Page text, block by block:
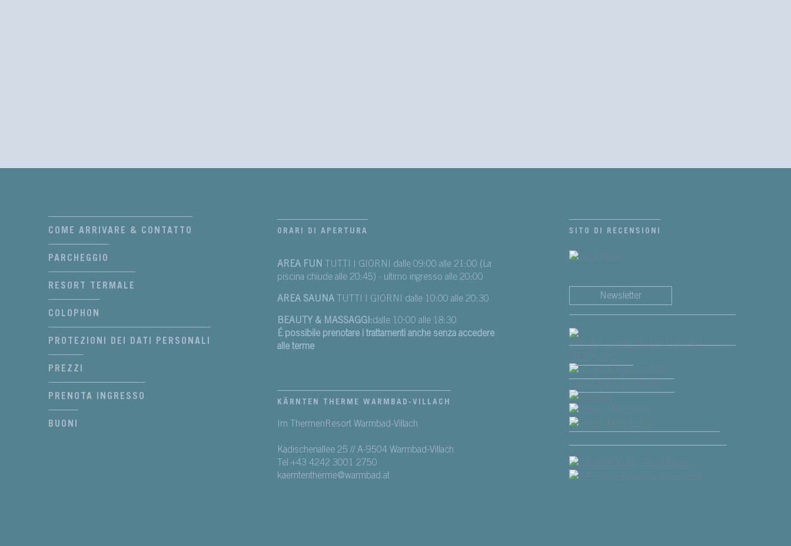
COME ARRIVARE & CONTATTO
PARCHEGGIO
RESORT TERMALE
COLOPHON
PROTEZIONI DEI DATI PERSONALI
PREZZI
PRENOTA INGRESSO
BUONI
ORARI DI APERTURA
AREA FUN
TUTTI I GIORNI dalle 09:00 alle 21:00 (La
piscina chiude alle 20:45) - ultimo ingresso alle 20:00
AREA SAUNA TUTTI I GIORNI dalle 10:00 alle 20:30
BEAUTY & MASSAGGI:dalle 10:00 alle 18:30
É possibile prenotare i trattamenti anche senza accedere
alle terme
KÄRNTEN THERME WARMBAD-VILLACH
Im ThermenResort Warmbad-Villach
Kadischenallee 25 // A-9504 Warmbad-Villach
Tel +43 4242 3001 2750
kaerntentherme@warmbad.at
SITO DI RECENSIONI
Newsletter